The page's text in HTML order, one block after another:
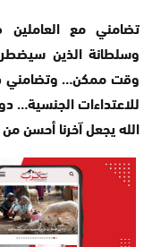
وسلطانة الذين
وقت ممكن… وتضامني
للاعتداءات
الله يجعل آخرنا أحسن من